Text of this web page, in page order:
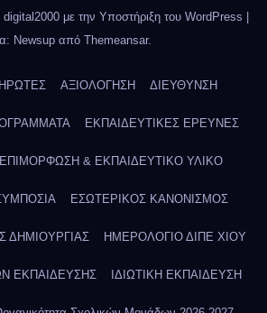
με την Υποστήριξη του WordPress
Newsup από Themeansar.
ΑΞΙΟΛΟΓΗΣΗ ΔΙΕΥΘΥΝΣΗ
ΕΚΠΑΙΔΕΥΤΙΚΕΣ ΕΡΕΥΝΕΣ
ΕΠΙΜΟΡΦΩΣΗ & ΕΚΠΑΙΔΕΥΤΙΚΟ ΥΛΙΚΟ
ΕΣΩΤΕΡΙΚΟΣ ΚΑΝΟΝΙΣΜΟΣ
ΔΗΜΙΟΥΡΓΙΑΣ ΗΜΕΡΟΛΟΓΙΟ ΔΙΠΕ ΧΙΟΥ
ΕΚΠΑΙΔΕΥΣΗΣ ΙΔΙΩΤΙΚΗ ΕΚΠΑΙΔΕΥΣΗ